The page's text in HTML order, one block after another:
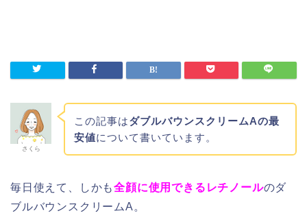
さくら
この記事はダブルバウンスクリームAの最
安値について書いています。
毎日使えて、しかも全顔に使用できるレチノールのダ
ブルバウンスクリームA。